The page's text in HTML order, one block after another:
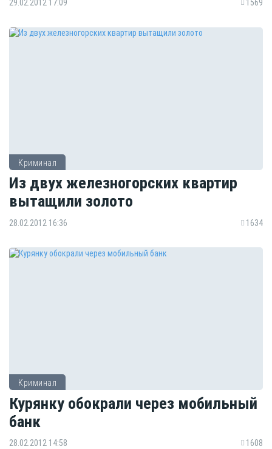
29.02.2012 17:09 1569
Криминал
Из двух железногорских квартир
вытащили золото
28.02.2012 16:36 1634
Криминал
Курянку обокрали через мобильный
банк
28.02.2012 14:58 1608